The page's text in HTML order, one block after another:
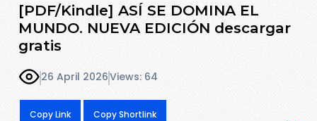
[PDF/Kindle] ASÍ SE DOMINA EL
MUNDO. NUEVA EDICIÓN descargar
gratis
26 April 2026Views: 64
Copy Link Copy Shortlink